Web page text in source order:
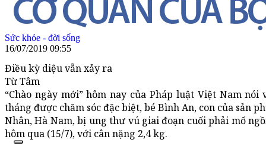
Sức khỏe - đời sống
16/07/2019 09:55
Điều kỳ diệu vẫn xảy ra
Từ Tâm
“Chào ngày mới” hôm nay của Pháp luật Việt Nam
tháng được chăm sóc đặc biệt, bé Bình An, con của sản
Nhân, Hà Nam, bị ung thư vú giai đoạn cuối phải mổ
hôm qua (15/7), với cân nặng 2,4 kg.